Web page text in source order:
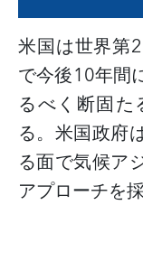
米国は世界第2
で今後10年間
るべく断固
る。米国政府
る面で気候ア
アプローチを